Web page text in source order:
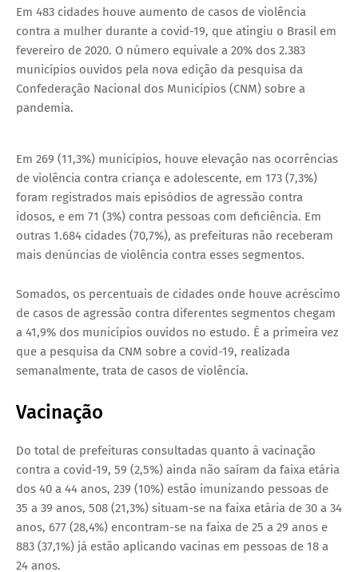
Em 483 cidades houve aumento de casos de violência
contra a mulher durante a covid-19, que atingiu o Brasil em
fevereiro de 2020. O número equivale a 20% dos 2.383
municípios ouvidos pela nova edição da pesquisa da
Confederação Nacional dos Municípios (CNM) sobre a
pandemia.
Thank you for watching
Em 269 (11,3%) municípios, houve elevação nas ocorrências
de violência contra criança e adolescente, em 173 (7,3%)
foram registrados mais episódios de agressão contra
idosos, e em 71 (3%) contra pessoas com deficiência. Em
outras 1.684 cidades (70,7%), as prefeituras não receberam
mais denúncias de violência contra esses segmentos.
Somados, os percentuais de cidades onde houve acréscimo
de casos de agressão contra diferentes segmentos chegam
a 41,9% dos municípios ouvidos no estudo. É a primeira vez
que a pesquisa da CNM sobre a covid-19, realizada
semanalmente, trata de casos de violência.
Vacinação
Do total de prefeituras consultadas quanto à vacinação
contra a covid-19, 59 (2,5%) ainda não saíram da faixa etária
dos 40 a 44 anos, 239 (10%) estão imunizando pessoas de
35 a 39 anos, 508 (21,3%) situam-se na faixa etária de 30 a 34
anos, 677 (28,4%) encontram-se na faixa de 25 a 29 anos e
883 (37,1%) já estão aplicando vacinas em pessoas de 18 a
24 anos.